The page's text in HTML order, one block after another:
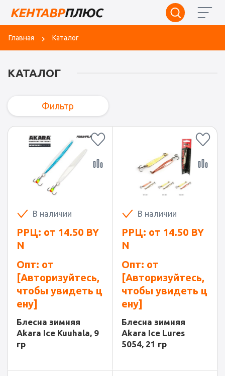
Главная Каталог
КАТАЛОГ
Фильтр
В наличии
РРЦ: от 14.50 BY
N
Опт: от
[Авторизуйтесь,
чтобы увидеть ц
ену]
Блесна зимняя
Akara Ice Kuuhala, 9
гр
В наличии
РРЦ: от 14.50 BY
N
Опт: от
[Авторизуйтесь,
чтобы увидеть ц
ену]
Блесна зимняя
Akara Ice Lures
5054, 21 гр